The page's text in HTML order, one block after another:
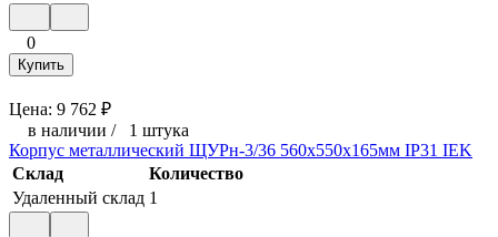
0
Купить
Цена: 9 762 ₽
в наличии / 1 штука
Корпус металлический ЩУРн-3/36 560х550х165мм IP31 IEK
Склад
Количество
Удаленный склад 1